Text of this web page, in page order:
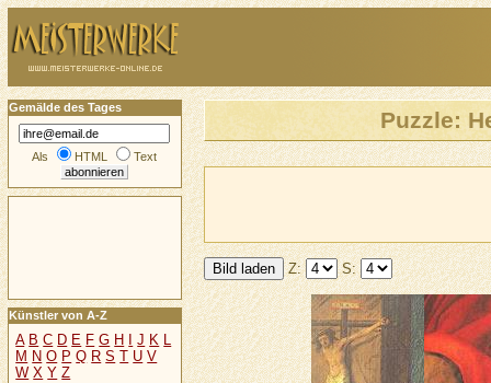
Puzzle:
Z: S:
Gemälde des Tages
Als HTML Text
Künstler von A-Z
A B C D E F G H J K L
M N O P Q R S T U V
W X Y Z